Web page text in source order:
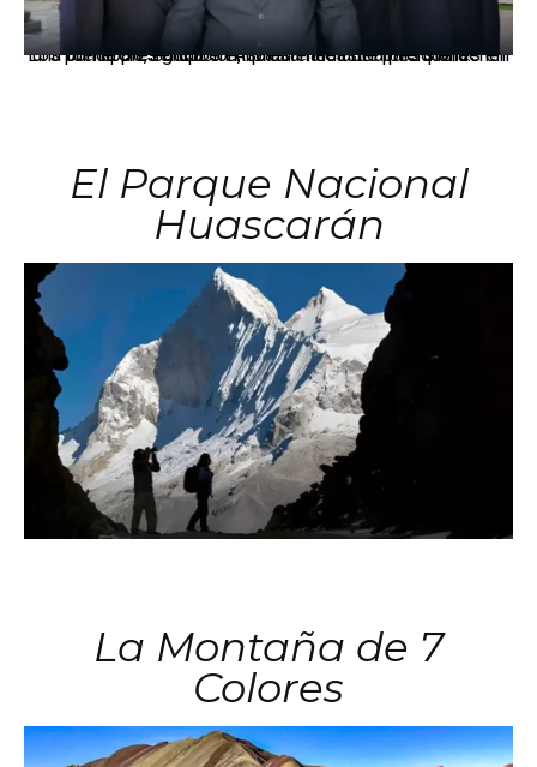
Los principales grupos empresariales del país mantienen una fuerte presencia en Áncash mediante inversiones en comercio, educación, salud e industria pesquera.
El Parque Nacional
Huascarán
La Montaña de 7
Colores